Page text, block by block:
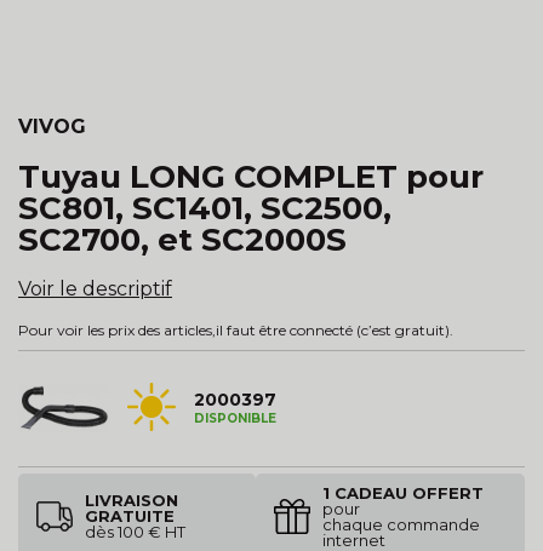
VIVOG
Tuyau LONG COMPLET pour
SC801, SC1401, SC2500,
SC2700, et SC2000S
Voir le descriptif
Pour voir les prix des articles, il faut être connecté (c’est gratuit).
2000397
DISPONIBLE
LIVRAISON
GRATUITE
dès 100 € HT
1 CADEAU OFFERT
pour
chaque commande
internet